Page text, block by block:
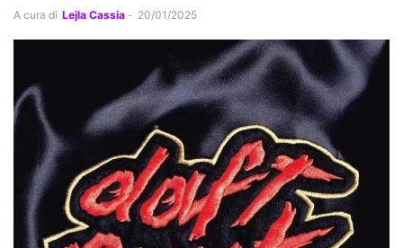
A cura di Lejla Cassia - 20/01/2025